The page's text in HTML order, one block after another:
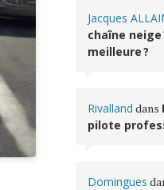
Jacques
chaîne
meilleure ?
Rivalland dans
pilote
Domingues